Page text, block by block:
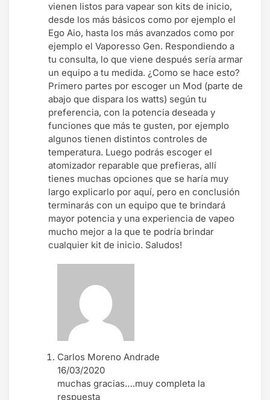
vienen listos para vapear son kits de inicio,
desde los más básicos como por ejemplo el
Ego Aio, hasta los más avanzados como por
ejemplo el Vaporesso Gen. Respondiendo a
tu consulta, lo que viene después sería armar
un equipo a tu medida. ¿Como se hace esto?
Primero partes por escoger un Mod (parte de
abajo que dispara los watts) según tu
preferencia, con la potencia deseada y
funciones que más te gusten, por ejemplo
algunos tienen distintos controles de
temperatura. Luego podrás escoger el
atomizador reparable que prefieras, allí
tienes muchas opciones que se haría muy
largo explicarlo por aquí, pero en conclusión
terminarás con un equipo que te brindará
mayor potencia y una experiencia de vapeo
mucho mejor a la que te podría brindar
cualquier kit de inicio. Saludos!
Carlos Moreno Andrade
16/03/2020
muchas gracias….muy completa la
respuesta